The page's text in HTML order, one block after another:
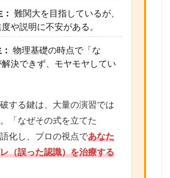
難関大を目指しているが、
や説明に不安がある。
物理基礎の時点で「な
決できず、モヤモヤしてい
する鍵は、大量の演習では
「なぜその式を立てた
化し、プロの視点であなた
（誤った認識）を治療する